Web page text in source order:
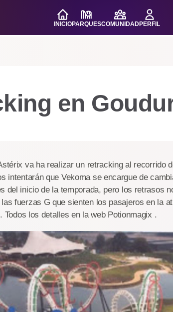
INICIOPARQUESCOMUNIDADPERFIL
en
va ha realizar un retracking al recorrido
intentarán que Vekoma se encargue de
del inicio de la temporada, pero los retrasos
fuerzas G que sienten los pasajeros en la
Todos los detalles en la web Potionmagix .